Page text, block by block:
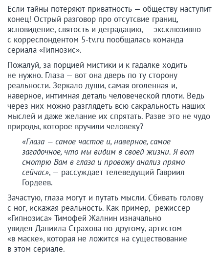
Если тайны потеряют приватность — обществу наступит
конец! Острый разговор про отсутсвие границ,
ясновидение, святость и деградацию, — эксклюзивно
с корреспондентом 5-tv.ru пообщалась команда
сериала «Гипнозис».
Пожалуй, за порцией мистики и к гадалке ходить
не нужно. Глаза — вот она дверь по ту сторону
реальности. Зеркало души, самая оголенная и,
наверное, интимная деталь человеческой плоти. Ведь
через них можно разглядеть всю сакральность наших
мыслей и даже желание их спрятать. Разве это не чудо
природы, которое вручили человеку?
«Глаза — самое частое и, наверное, самое
загадочное, что мы видим в своей жизни. Я вот
смотрю Вам в глаза и провожу анализ прямо
сейчас», — рассуждает телеведущий Гавриил
Гордеев.
Зачастую, глаза могут и путать мысли. Сбивать голову
с ног, искажая реальность. Как пример, режиссер
«Гипнозиса» Тимофей Жалнин изначально
увидел Даниила Страхова по-другому, артистом
«в маске», которая не ложится на существование
в этом сериале.